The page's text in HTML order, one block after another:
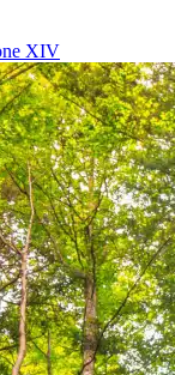
XIV